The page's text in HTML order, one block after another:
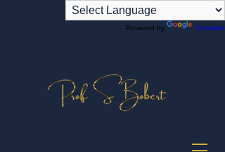
Powered by Translate